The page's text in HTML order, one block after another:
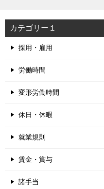
カテゴリー１
採用・雇用
労働時間
変形労働時間
休日・休暇
就業規則
賃金・賞与
諸手当